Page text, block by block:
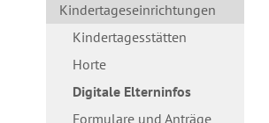
Kindertageseinrichtungen
Kindertagesstätten
Horte
Digitale Elterninfos
Formulare und Anträge